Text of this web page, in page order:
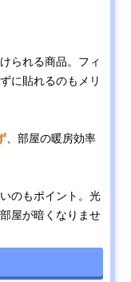
られる商品。フィ
に貼れるのもメリ
、部屋の暖房効率
のもポイント。光
屋が暗くなりませ